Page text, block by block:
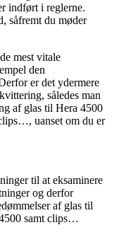
indført i reglerne.
såfremt du møder
mest vitale
den
er det ydermere
således man
af glas til Hera 4500
uanset om du er
til at eksaminere
og derfor
af glas til
samt clips…